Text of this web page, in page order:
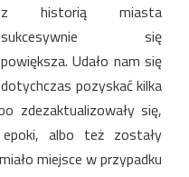
z historią miasta
sukcesywnie się
powiększa. Udało nam się
dotychczas pozyskać kilka
zdezaktualizowały się,
albo też zostały
miejsce w przypadku